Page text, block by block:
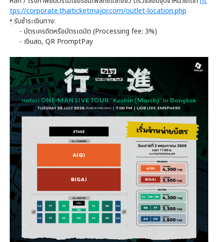
tps://corporate.thaiticketmajor.com/outlet-location.php
• รับชำระเงินทาง:
- บัตรเครดิตหรือบัตรเดบิต (Processing fee: 3%)
- เงินสด, QR PromptPay